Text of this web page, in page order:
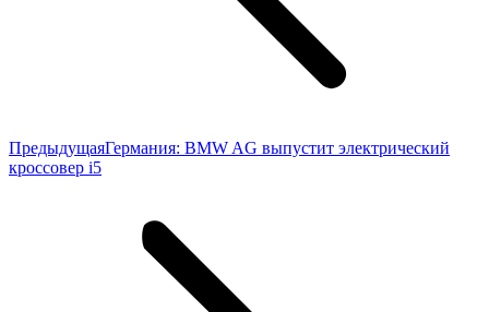
ПредыдущаяПредыдущая
Германия: BMW AG выпустит электрический
кроссовер i5